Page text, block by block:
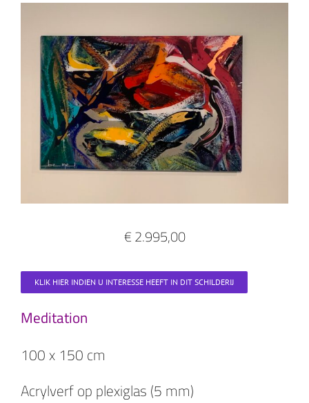
€ 2.995,00
KLIK HIER INDIEN U INTERESSE HEEFT IN DIT SCHILDERIJ
Meditation
100 x 150 cm
Acrylverf op plexiglas (5 mm)